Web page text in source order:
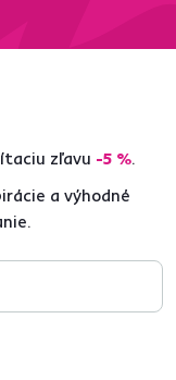
zľavu -5 %.
a výhodné